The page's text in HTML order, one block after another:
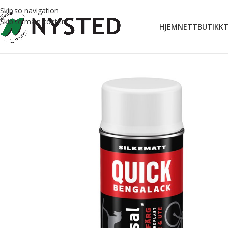
Skip to navigation
Skip to main content
HJEMNETTBUTIKK